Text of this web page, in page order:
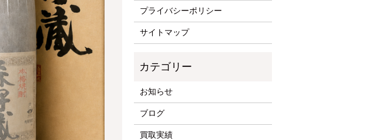
プライバシーポリシー
サイトマップ
お知らせ
ブログ
買取実績